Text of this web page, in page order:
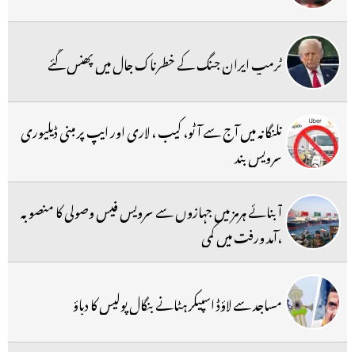
ٹرمپ ایران جنگ کے خطرناک جال میں پھنس گئے
تلنگانہ میں آج سے آٹو، کیب ، لاری اور ایپ پر مبنی ڈیلیوری
سرویس بند
آبنائے ہرمز میں جہازوں سے سرویس فیس وصولی کا منصوبہ
،آمد ورفت میں کمی
مساجد سے لاؤڈ اسپیکر ہٹانے بنگال پولیس کا دباؤ